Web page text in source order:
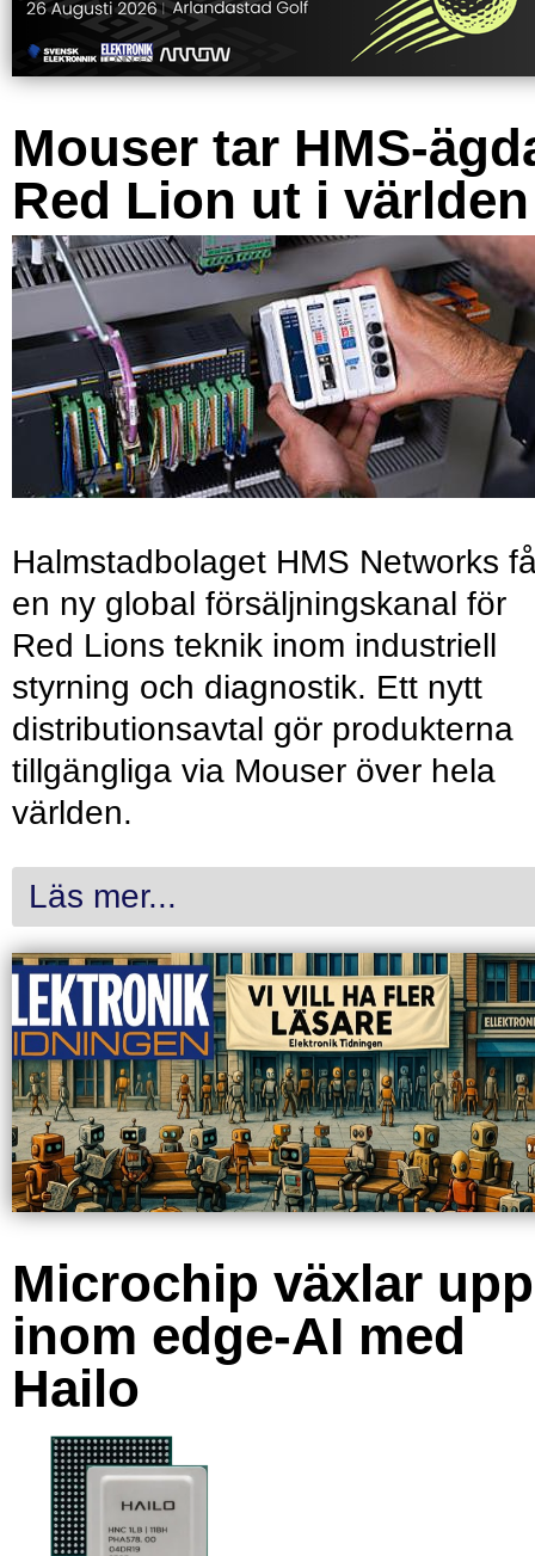
Mouser tar HMS-
Red Lion ut i världen
Halmstadbolaget HMS Networks
en ny global försäljningskanal för
Red Lions teknik inom industriell
styrning och diagnostik. Ett nytt
distributionsavtal gör produkterna
tillgängliga via Mouser över hela
världen.
Läs mer...
Microchip växlar upp
inom edge-AI med
Hailo